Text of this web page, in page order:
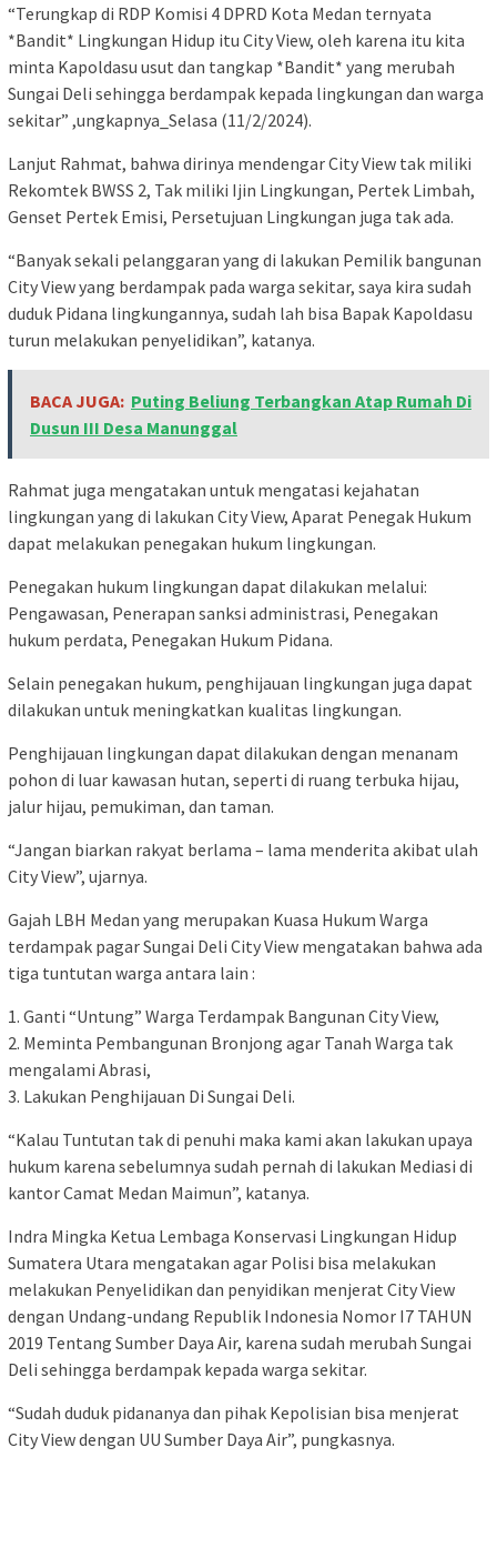
“Terungkap di RDP Komisi 4 DPRD Kota Medan ternyata
*Bandit* Lingkungan Hidup itu City View, oleh karena itu kita
minta Kapoldasu usut dan tangkap *Bandit* yang merubah
Sungai Deli sehingga berdampak kepada lingkungan dan warga
sekitar” ,ungkapnya_Selasa (11/2/2024).
Lanjut Rahmat, bahwa dirinya mendengar City View tak miliki
Rekomtek BWSS 2, Tak miliki Ijin Lingkungan, Pertek Limbah,
Genset Pertek Emisi, Persetujuan Lingkungan juga tak ada.
“Banyak sekali pelanggaran yang di lakukan Pemilik bangunan
City View yang berdampak pada warga sekitar, saya kira sudah
duduk Pidana lingkungannya, sudah lah bisa Bapak Kapoldasu
turun melakukan penyelidikan”, katanya.
BACA JUGA: Puting Beliung Terbangkan Atap Rumah Di
Dusun III Desa Manunggal
Rahmat juga mengatakan untuk mengatasi kejahatan
lingkungan yang di lakukan City View, Aparat Penegak Hukum
dapat melakukan penegakan hukum lingkungan.
Penegakan hukum lingkungan dapat dilakukan melalui:
Pengawasan, Penerapan sanksi administrasi, Penegakan
hukum perdata, Penegakan Hukum Pidana.
Selain penegakan hukum, penghijauan lingkungan juga dapat
dilakukan untuk meningkatkan kualitas lingkungan.
Penghijauan lingkungan dapat dilakukan dengan menanam
pohon di luar kawasan hutan, seperti di ruang terbuka hijau,
jalur hijau, pemukiman, dan taman.
“Jangan biarkan rakyat berlama – lama menderita akibat ulah
City View”, ujarnya.
Gajah LBH Medan yang merupakan Kuasa Hukum Warga
terdampak pagar Sungai Deli City View mengatakan bahwa ada
tiga tuntutan warga antara lain :
1. Ganti “Untung” Warga Terdampak Bangunan City View,
2. Meminta Pembangunan Bronjong agar Tanah Warga tak
mengalami Abrasi,
3. Lakukan Penghijauan Di Sungai Deli.
“Kalau Tuntutan tak di penuhi maka kami akan lakukan upaya
hukum karena sebelumnya sudah pernah di lakukan Mediasi di
kantor Camat Medan Maimun”, katanya.
Indra Mingka Ketua Lembaga Konservasi Lingkungan Hidup
Sumatera Utara mengatakan agar Polisi bisa melakukan
melakukan Penyelidikan dan penyidikan menjerat City View
dengan Undang-undang Republik Indonesia Nomor I7 TAHUN
2019 Tentang Sumber Daya Air, karena sudah merubah Sungai
Deli sehingga berdampak kepada warga sekitar.
“Sudah duduk pidananya dan pihak Kepolisian bisa menjerat
City View dengan UU Sumber Daya Air”, pungkasnya.